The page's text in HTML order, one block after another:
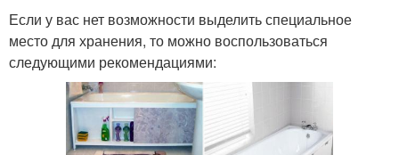
Если у вас нет возможности выделить специальное
место для хранения, то можно воспользоваться
следующими рекомендациями: